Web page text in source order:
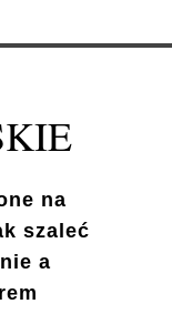
na
szaleć
a